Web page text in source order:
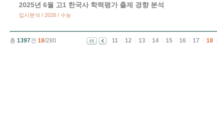
2025년 6월 고1 한국사 학력평가 출제 경향 분석
입시분석 / 2026 / 수능
총 1397건 18/280 11 12 13 14 15 16 17 18